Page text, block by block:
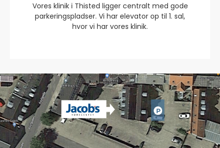
Vores klinik i Thisted ligger centralt med gode
parkeringspladser. Vi har elevator op til 1. sal,
hvor vi har vores klinik.